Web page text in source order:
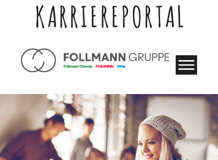
KARRIEREPORTAL